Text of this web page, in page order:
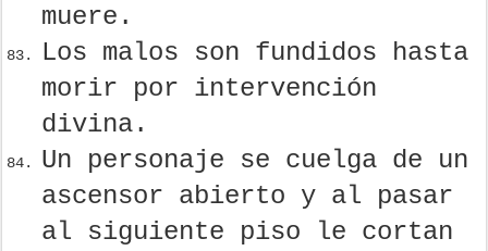
muere.
Los malos son fundidos hasta
morir por intervención
divina.
Un personaje se cuelga de un
ascensor abierto y al pasar
al siguiente piso le cortan